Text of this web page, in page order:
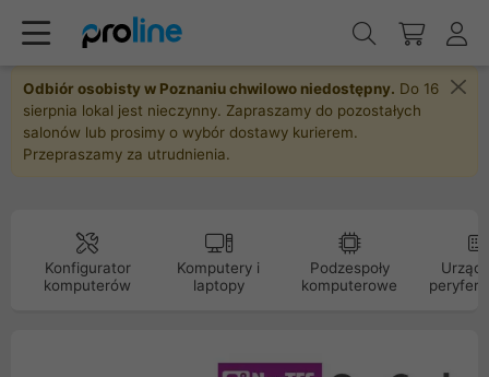
Odbiór osobisty w Poznaniu chwilowo niedostępny. Do 16
sierpnia lokal jest nieczynny. Zapraszamy do pozostałych
salonów lub prosimy o wybór dostawy kurierem.
Przepraszamy za utrudnienia.
Konfigurator
komputerów
Komputery i
laptopy
Podzespoły
komputerowe